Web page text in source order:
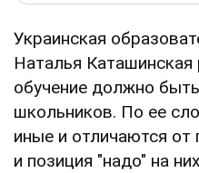
Украинская
Наталья Каташинская
обучение должно
школьников. По ее
иные и отличаются от
и позиция "надо" на